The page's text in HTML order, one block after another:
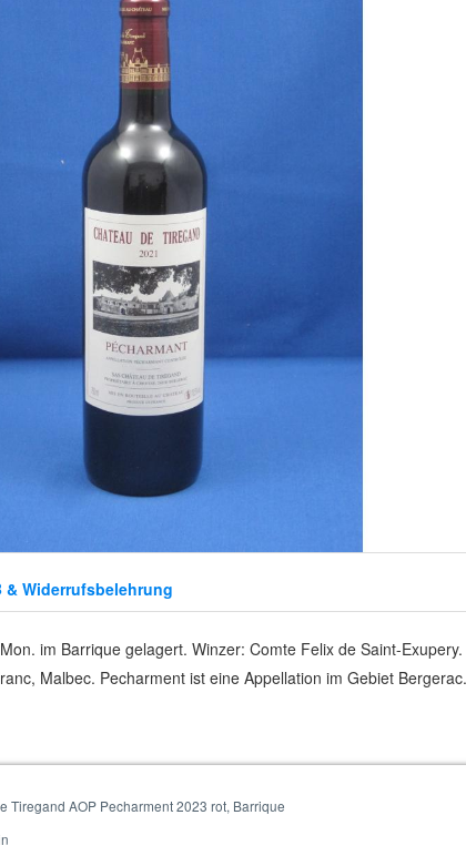
& Widerrufsbelehrung
im Barrique gelagert. Winzer: Comte Felix de Saint-
Malbec. Pecharment ist eine Appellation im Gebiet
Tiregand AOP Pecharment 2023 rot, Barrique